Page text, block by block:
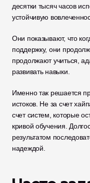
десятки тысяч часов
устойчивую
Они показывают, что
поддержку, они
продолжают учиться,
развивать навыки.
Именно так решается
истоков. Не за счет
счет систем, которые
кривой обучения.
результатом
надеждой.